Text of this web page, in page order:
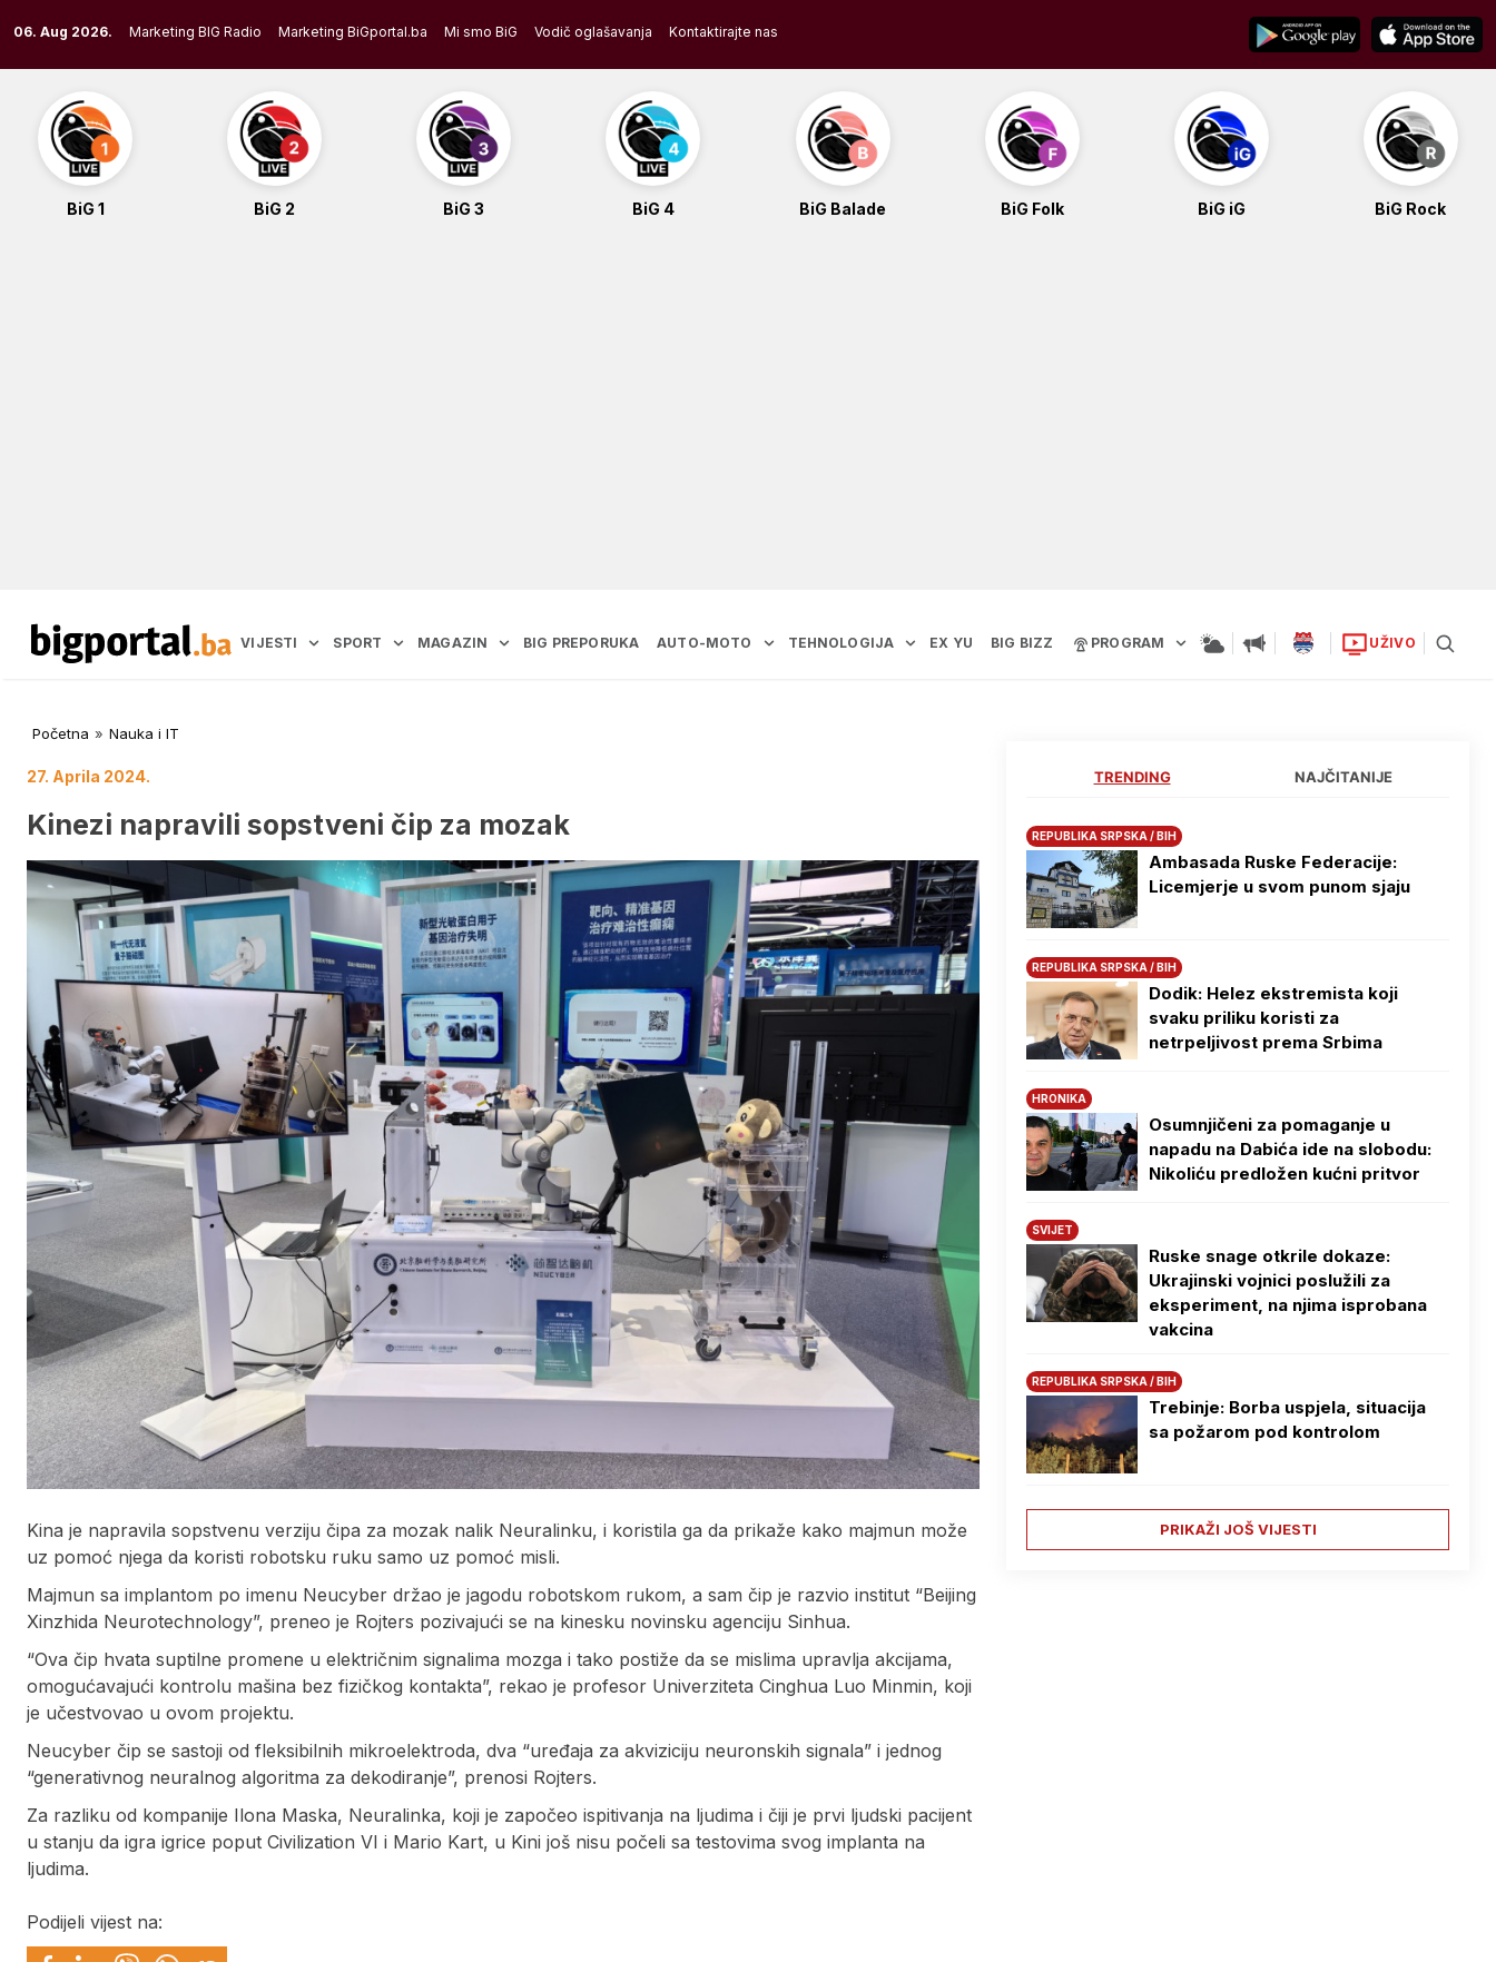
to
content
06. Aug 2026. Marketing BIG Radio Marketing BiGportal.ba Mi smo BiG Vodič oglašavanja Kontaktirajte nas
BiG 1 BiG 2 BiG 3 BiG 4 BiG Balade BiG Folk BiG iG BiG Rock
VIJESTI SPORT MAGAZIN BIG PREPORUKA AUTO-MOTO TEHNOLOGIJA EX YU BIG BIZZ PROGRAM UŽIVO
Početna » Nauka i IT
27. Aprila 2024.
Kinezi napravili sopstveni čip za mozak
Kina je napravila sopstvenu verziju čipa za mozak nalik Neuralinku, i koristila ga da prikaže kako majmun može
uz pomoć njega da koristi robotsku ruku samo uz pomoć misli.
Majmun sa implantom po imenu Neucyber držao je jagodu robotskom rukom, a sam čip je razvio institut “Beijing
Xinzhida Neurotechnology”, preneo je Rojters pozivajući se na kinesku novinsku agenciju Sinhua.
“Ova čip hvata suptilne promene u električnim signalima mozga i tako postiže da se mislima upravlja akcijama,
omogućavajući kontrolu mašina bez fizičkog kontakta”, rekao je profesor Univerziteta Cinghua Luo Minmin, koji
je učestvovao u ovom projektu.
Neucyber čip se sastoji od fleksibilnih mikroelektroda, dva “uređaja za akviziciju neuronskih signala” i jednog
“generativnog neuralnog algoritma za dekodiranje”, prenosi Rojters.
Za razliku od kompanije Ilona Maska, Neuralinka, koji je započeo ispitivanja na ljudima i čiji je prvi ljudski pacijent
u stanju da igra igrice poput Civilization VI i Mario Kart, u Kini još nisu počeli sa testovima svog implanta na
ljudima.
Podijeli vijest na:
TRENDING NAJČITANIJE
REPUBLIKA SRPSKA / BIH
Ambasada Ruske Federacije:
Licemjerje u svom punom sjaju
REPUBLIKA SRPSKA / BIH
Dodik: Helez ekstremista koji
svaku priliku koristi za
netrpeljivost prema Srbima
HRONIKA
Osumnjičeni za pomaganje u
napadu na Dabića ide na slobodu:
Nikoliću predložen kućni pritvor
SVIJET
Ruske snage otkrile dokaze:
Ukrajinski vojnici poslužili za
eksperiment, na njima isprobana
vakcina
REPUBLIKA SRPSKA / BIH
Trebinje: Borba uspjela, situacija
sa požarom pod kontrolom
PRIKAŽI JOŠ VIJESTI